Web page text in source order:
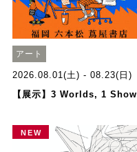
アート
2026.08.01(土) - 08.23(日)
【展示】3 Worlds, 1 Show
NEW